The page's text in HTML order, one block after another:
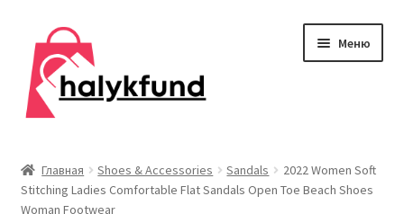
Перейти
навигации
Перейти
содержимому
Меню
меню
Главная
Главная Shoes & Accessories Sandals
2022 Women Soft
Stitching Ladies Comfortable Flat Sandals Open Toe Beach Shoes
Woman Footwear